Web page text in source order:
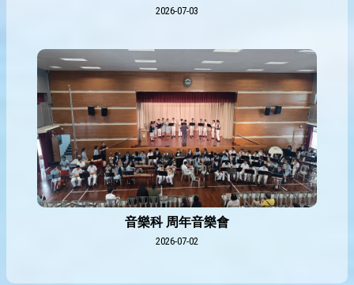
2026-07-03
音樂科 周年音樂會
2026-07-02